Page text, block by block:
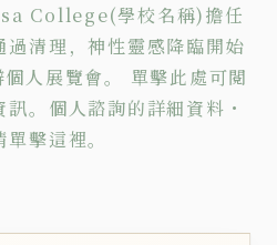
College(學校名稱)擔任
清理，神性靈感降臨開始
人展覽會。 單擊此處可閱
。個人諮詢的詳細資料・
單擊這裡。